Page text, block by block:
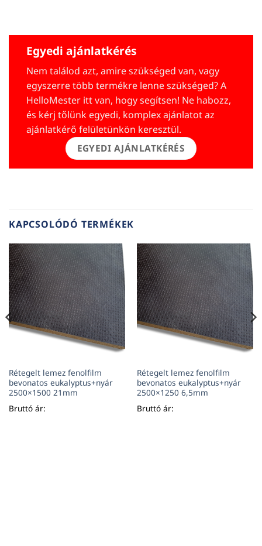
Egyedi ajánlatkérés
Nem találod azt, amire szükséged van, vagy
egyszerre több termékre lenne szükséged? A
HelloMester itt van, hogy segítsen! Ne habozz,
és kérj tőlünk egyedi, komplex ajánlatot az
ajánlatkérő felületünkön keresztül.
EGYEDI AJÁNLATKÉRÉS
KAPCSOLÓDÓ TERMÉKEK
Rétegelt lemez fenolfilm
bevonatos eukalyptus+nyár
2500×1500 21mm
Bruttó ár:
Rétegelt lemez fenolfilm
bevonatos eukalyptus+nyár
2500×1250 6,5mm
Bruttó ár: